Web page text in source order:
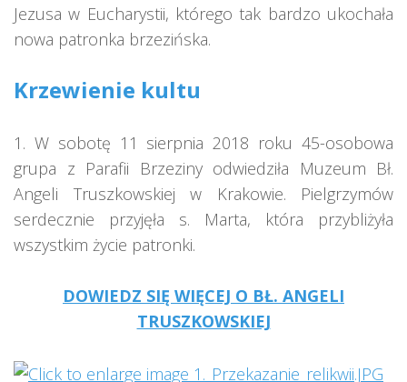
Jezusa w Eucharystii, którego tak bardzo ukochała
nowa patronka brzezińska.
Krzewienie kultu
1. W sobotę 11 sierpnia 2018 roku 45-osobowa
grupa z Parafii Brzeziny odwiedziła Muzeum Bł.
Angeli Truszkowskiej w Krakowie. Pielgrzymów
serdecznie przyjęła s. Marta, która przybliżyła
wszystkim życie patronki.
DOWIEDZ SIĘ WIĘCEJ O BŁ. ANGELI
TRUSZKOWSKIEJ